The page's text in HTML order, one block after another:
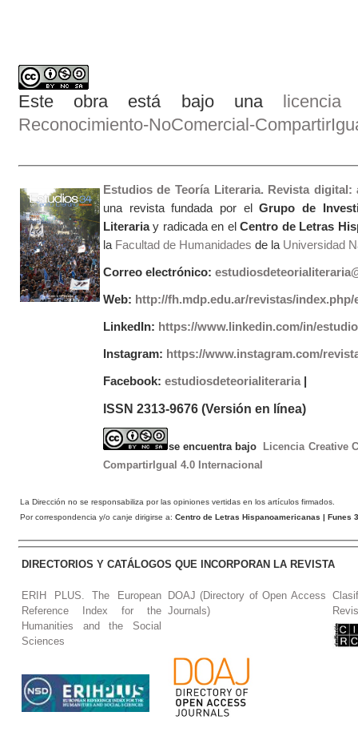
Este obra está bajo una
Reconocimiento-NoComercial-
Estudios de Teoría Literaria. Revista
una revista fundada por elGrupo de
Literariay radicada en elCentro de Letras
la Facultad de Humanidades de laUniversidad
Correo electrónico:
Web: http://fh.mdp.edu.ar/revistas/index.php/
LinkedIn: https://www.linkedin.com/in/
Instagram: https://www.instagram.com/
Facebook: estudiosdeteorialiteraria|
ISSN 2313-9676 (Versión en línea)
se encuentra bajo
Licencia Creative
CompartirIgual 4.0 Internacional
La Dirección no se responsabiliza por las opiniones vertidas en los artículos firmados.
Por correspondencia y/o canje dirigirse a: Centro de Letras Hispanoamericanas | Funes
DIRECTORIOS Y CATÁLOGOS QUE INCORPORAN LA REVISTA
ERIH PLUS. The European
Reference Index for the
Humanities and the Social
Sciences
DOAJ (Directory of Open Access
Journals)